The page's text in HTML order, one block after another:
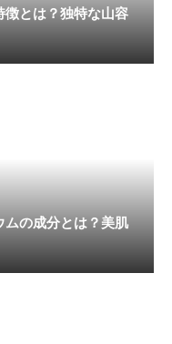
徴とは？独特な山容
ムの成分とは？美肌